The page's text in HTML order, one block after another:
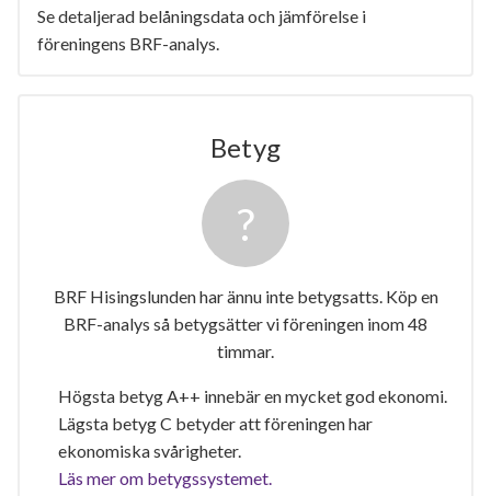
Se detaljerad belåningsdata och jämförelse i
föreningens BRF-analys.
Betyg
BRF Hisingslunden har ännu inte betygsatts. Köp en
BRF-analys så betygsätter vi föreningen inom 48
timmar.
Högsta betyg A++ innebär en mycket god ekonomi.
Lägsta betyg C betyder att föreningen har
ekonomiska svårigheter.
Läs mer om betygssystemet.